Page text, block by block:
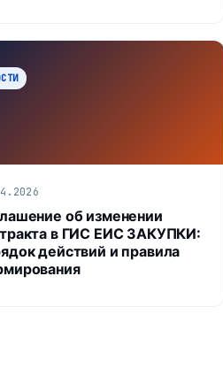
об изменении
в ГИС ЕИС ЗАКУПКИ:
действий и правила